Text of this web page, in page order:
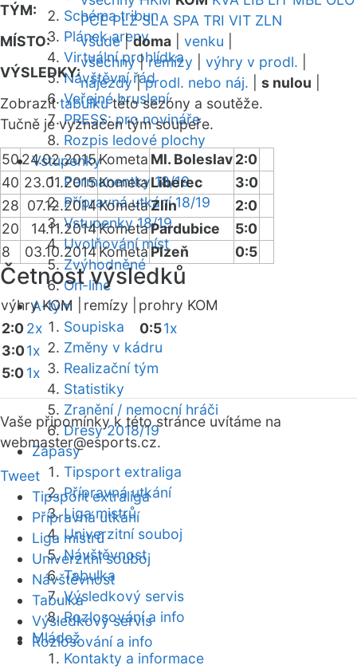
Schéma tribun
Plánek areny
Virtuální prohlídka
Návštěvní řád
Veřejné bruslení
PRESS: pro novináře
Rozpis ledové plochy
Vstupenky
Permanentky 18/19
Přípravná utkání 18/19
Vstupenky 18/19
Uvolňování míst
Zvýhodněné
On-line
A-tým
Soupiska
Změny v kádru
Realizační tým
Statistiky
Zranění / nemocní hráči
Dresy 2018/19
Zápasy
Tipsport extraliga
Přípravná utkání
Liga mistrů
Univerzitní souboj
Návštěvnost
Tabulka
Výsledkový servis
Rozlosování a info
Mládež
Kontakty a informace
TÝM:
PCE PLZ SLA SPA TRI VIT ZLN
MÍSTO:
všude|doma venku
VÝSLEDKY:
všechny|remízy výhry v prodl.
nájezdy|prodl. nebo náj. s nulou
Zobrazittabulkutéto sezóny a soutěže.
Tučně je vyznačen tým soupeře.
5024.02.2015Kometa Ml. Boleslav2:0
40 23.01.2015KometaLiberec
3:0
28 07.12.2014KometaZlín
2:0
20
14.11.2014KometaPardubice
5:0
8
03.10.2014KometaPlzeň 0:5
Četnost výsledků
výhry KOM | remízy |
prohry KOM
2:02x
3:01x
5:01x
0:51x
Vaše připomínky k této stránce uvítáme na
webmaster@esports.cz.
Tweet
Tipsport extraliga
Přípravná utkání
Liga mistrů
Univerzitní souboj
Návštěvnost
Tabulka
Výsledkový servis
Rozlosování a info